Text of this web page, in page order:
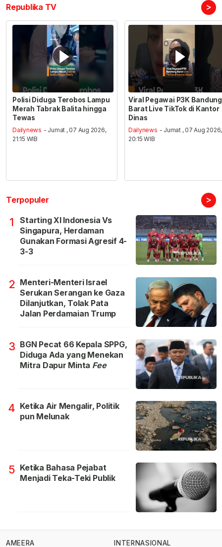
Republika TV >
Polisi Diduga Terobos Lampu
Merah Tabrak Balita hingga
Tewas
Dailynews - Jumat , 07 Aug 2026,
21:15 WIB
Viral Pegawai P3K Bandung
Barat Live TikTok di Kantor
Dinas
Dailynews - Jumat , 07 Aug 2026,
20:15 WIB
Terpopuler >
1
Starting XI Indonesia Vs
Singapura, Herdaman
Gunakan Formasi Agresif 4-
3-3
2 Menteri-Menteri Israel
Serukan Serangan ke Gaza
Dilanjutkan, Tolak Pata
Jalan Perdamaian Trump
3 BGN Pecat 66 Kepala SPPG,
Diduga Ada yang Menekan
Mitra Dapur Minta Fee
4 Ketika Air Mengalir, Politik
pun Melunak
5 Ketika Bahasa Pejabat
Menjadi Teka-Teki Publik
AMEERA INTERNASIONAL